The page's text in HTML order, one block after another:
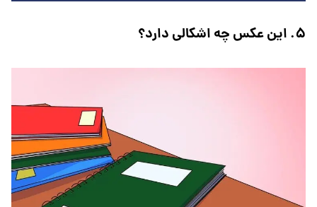
۵. این عکس چه اشکالی دارد؟